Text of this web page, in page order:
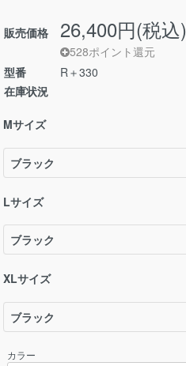
販売価格 26,400円(税込)
528ポイント還元
型番
R＋330
在庫状況
Mサイズ
ブラック
Lサイズ
ブラック
XLサイズ
ブラック
カラー